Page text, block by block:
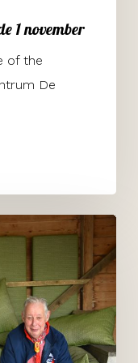
1 november
of the
De